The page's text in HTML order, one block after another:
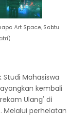
Art Space, Sabtu
Studi Mahasiswa
kembali
Ulang' di
Melalui perhelatan